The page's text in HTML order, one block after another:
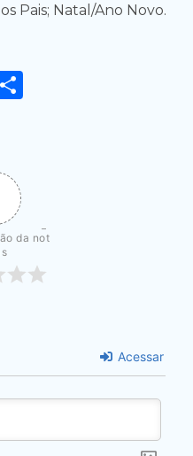
Pais; Natal/Ano Novo.
da not
Acessar